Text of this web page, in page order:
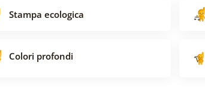
Stampa ecologica
Colori profondi